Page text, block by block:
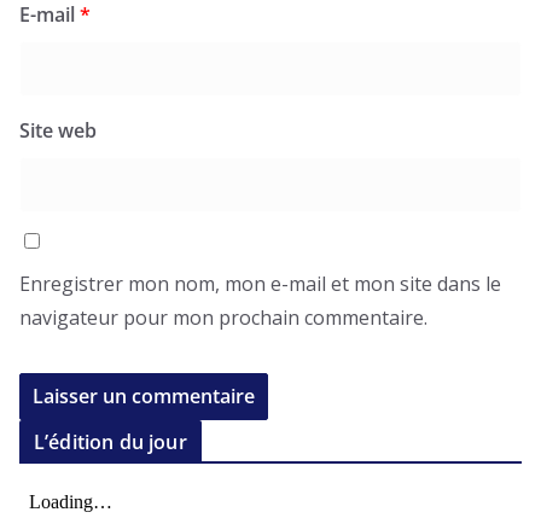
E-mail*
Site web
Enregistrer mon nom, mon e-mail et mon site dans le
navigateur pour mon prochain commentaire.
L’édition du jour